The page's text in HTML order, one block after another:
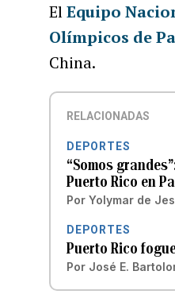
ElEquipo
Olímpicos de
China.
RELACIONADAS
DEPORTES
“Somos
Puerto Rico en
Por Yolymar de
DEPORTES
Puerto Rico
Por José E.